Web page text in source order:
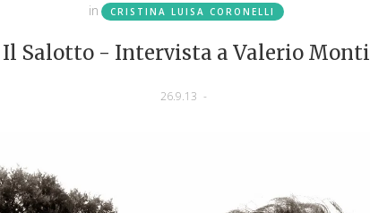
in CRISTINA LUISA CORONELLI
Il Salotto - Intervista a Valerio Monti
26.9.13 -